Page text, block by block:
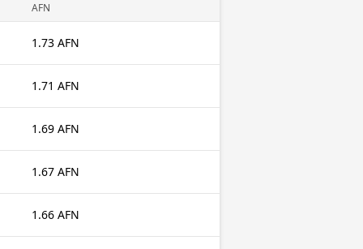
AFN
1.73 AFN
1.71 AFN
1.69 AFN
1.67 AFN
1.66 AFN